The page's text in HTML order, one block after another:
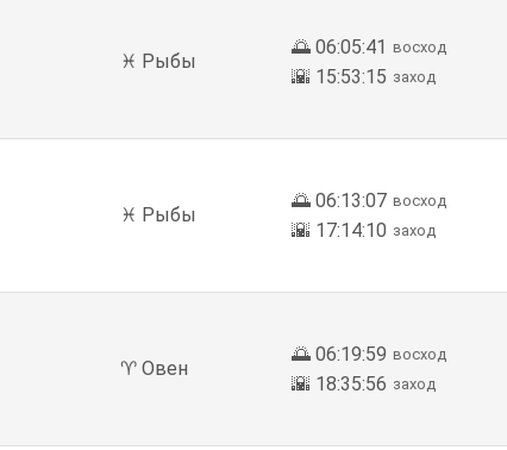
♓ Рыбы
🌅 06:05:41 восход
🌇 15:53:15 заход
♓ Рыбы
🌅 06:13:07 восход
🌇 17:14:10 заход
♈ Овен
🌅 06:19:59 восход
🌇 18:35:56 заход